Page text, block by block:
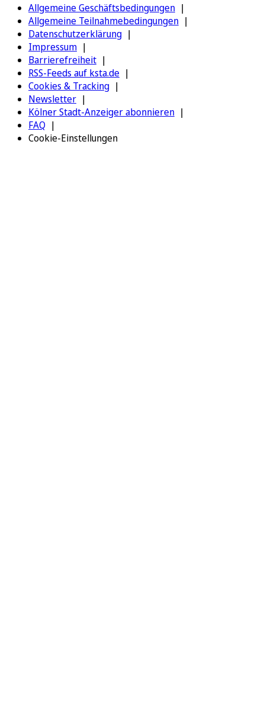
Allgemeine Geschäftsbedingungen
Allgemeine Teilnahmebedingungen
Datenschutzerklärung
Impressum
Barrierefreiheit
RSS-Feeds auf ksta.de
Cookies & Tracking
Newsletter
Kölner Stadt-Anzeiger abonnieren
FAQ
Cookie-Einstellungen